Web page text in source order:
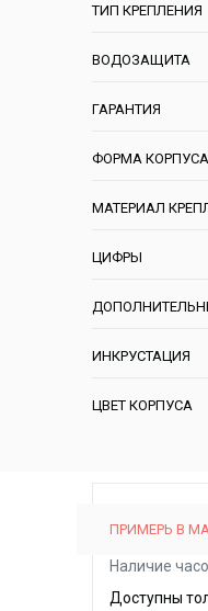
ТИП КРЕПЛЕНИЯ
ВОДОЗАЩИТА
ГАРАНТИЯ
ФОРМА КОРПУСА
МАТЕРИАЛ
ЦИФРЫ
ИНКРУСТАЦИЯ
ЦВЕТ КОРПУСА
ПРИМЕРЬ В
Наличие
Доступны